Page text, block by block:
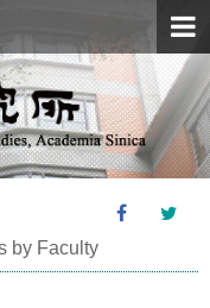
by Faculty